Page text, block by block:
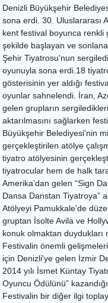
Denizli Büyükşehir
sona erdi. 30. Uluslararası
kent festival boyunca
şekilde başlayan ve
Şehir Tiyatrosu'nun
oyunuyla sona erdi.18
gösterisinin yer aldığı
oyunlar sahnelendi. İran,
gelen grupların
aktarılmasını sağlarken
Büyükşehir Belediyesi'nin
gerçekleştirilen atölye
tiyatro atölyesinin
tiyatrocular hem de halk
Amerika’dan gelen “Sign
Dansa Danstan Tiyatroya”
Atölyeyi Pamukkale'de
gruptan İsolte Avila ve
konuk olmaktan duydukları
Festivalin önemli
için Denizli'ye gelen İzmir
2014 yılı İsmet Küntay
Oyuncu Ödülünü”
Festivalin bir diğer ilgi